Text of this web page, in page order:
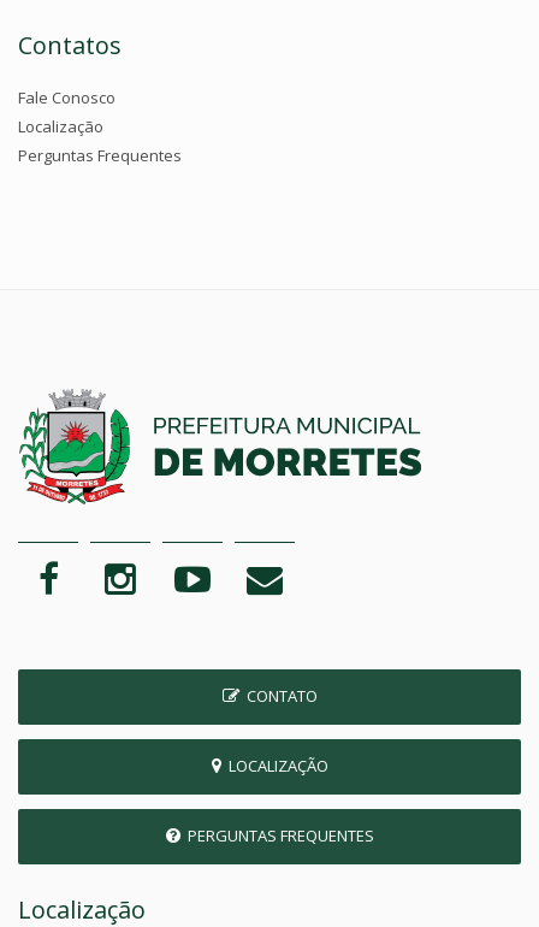
Contatos
Fale Conosco
Localização
Perguntas Frequentes
CONTATO
LOCALIZAÇÃO
PERGUNTAS FREQUENTES
Localização